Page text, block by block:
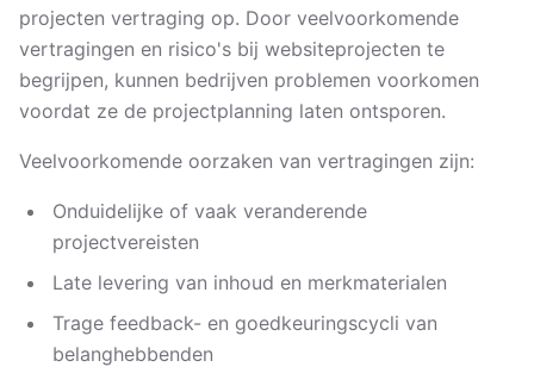
projecten vertraging op. Door veelvoorkomende
vertragingen en risico's bij websiteprojecten te
begrijpen, kunnen bedrijven problemen voorkomen
voordat ze de projectplanning laten ontsporen.
Veelvoorkomende oorzaken van vertragingen zijn:
Onduidelijke of vaak veranderende
projectvereisten
Late levering van inhoud en merkmaterialen
Trage feedback- en goedkeuringscycli van
belanghebbenden